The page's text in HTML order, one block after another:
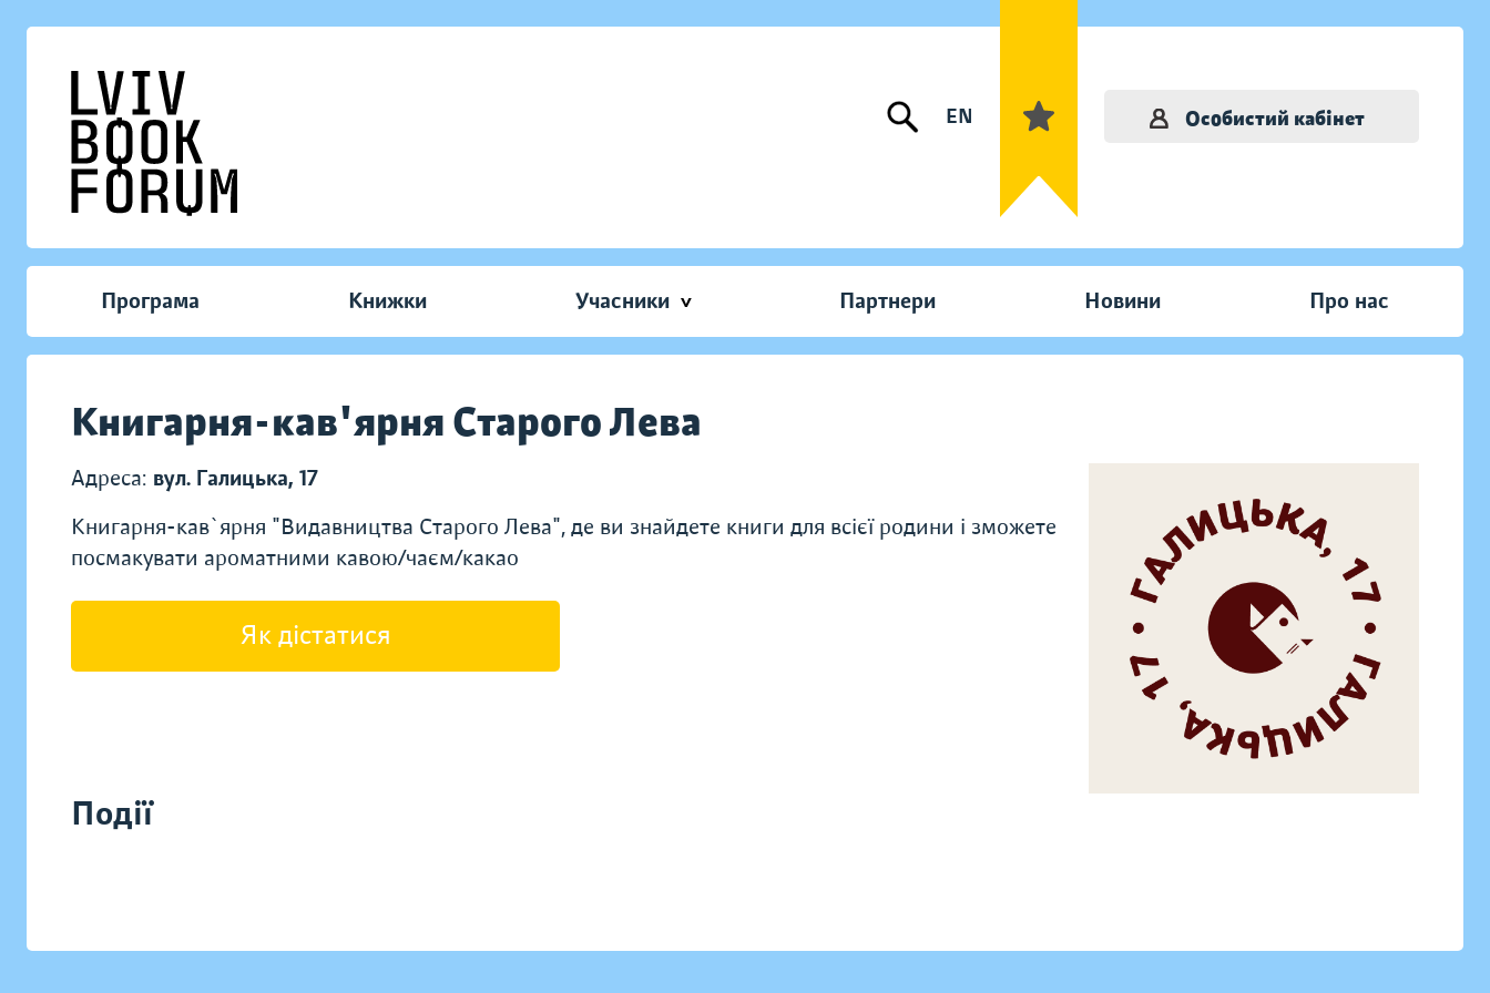
EN Особистий кабінет
Програма Книжки Учасники Партнери Новини Про нас
Книгарня-кав'ярня Старого Лева
Адреса: вул. Галицька, 17
Книгарня-кав`ярня "Видавництва Старого Лева", де ви знайдете книги для всієї родини і зможете
посмакувати ароматними кавою/чаєм/какао
Як дістатися
Події